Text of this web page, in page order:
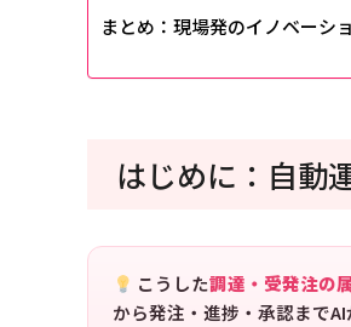
まとめ：現場発のイノベーシ
はじめに：自動
こうした調達・受発注の
から発注・進捗・承認までAI